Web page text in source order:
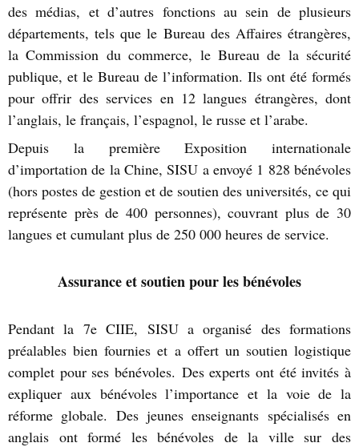
des médias, et d’autres fonctions au sein de plusieurs
départements, tels que le Bureau des Affaires étrangères,
la Commission du commerce, le Bureau de la sécurité
publique, et le Bureau de l’information. Ils ont été formés
pour offrir des services en 12 langues étrangères, dont
l’anglais, le français, l’espagnol, le russe et l’arabe.
Depuis la première Exposition internationale
d’importation de la Chine, SISU a envoyé 1 828 bénévoles
(hors postes de gestion et de soutien des universités, ce qui
représente près de 400 personnes), couvrant plus de 30
langues et cumulant plus de 250 000 heures de service.
Assurance et soutien pour les bénévoles
Pendant la 7eCIIE, SISU a organisé des formations
préalables bien fournies et a offert un soutien logistique
complet pour ses bénévoles. Des experts ont été invités à
expliquer aux bénévoles l’importance et la voie de la
réforme globale. Des jeunes enseignants spécialisés en
anglais ont formé les bénévoles de la ville sur des